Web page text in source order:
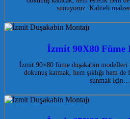
sunuyoruz. Kaliteli
İzmit 90X80 Füme
İzmit 90×80 füme duşakabin modelleri
dokunuş katmak, hem şıklığı hem
sunmak için…